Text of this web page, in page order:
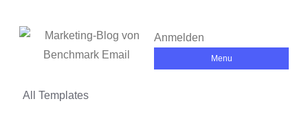
Anmelden
Menu
All Templates